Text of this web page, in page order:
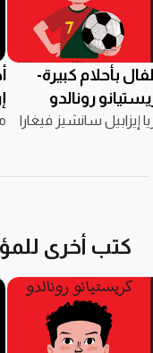
بأحلام كبيرة-
رونالدو
إيزابيل سانشيز فيغارا
كتب أخرى